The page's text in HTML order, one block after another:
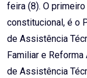
feira (8). O
constitucional, é o
de Assistência
Familiar e Reforma
de Assistência